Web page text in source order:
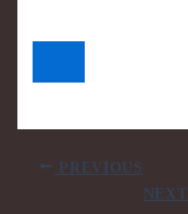
PREVIOUS
NEXT